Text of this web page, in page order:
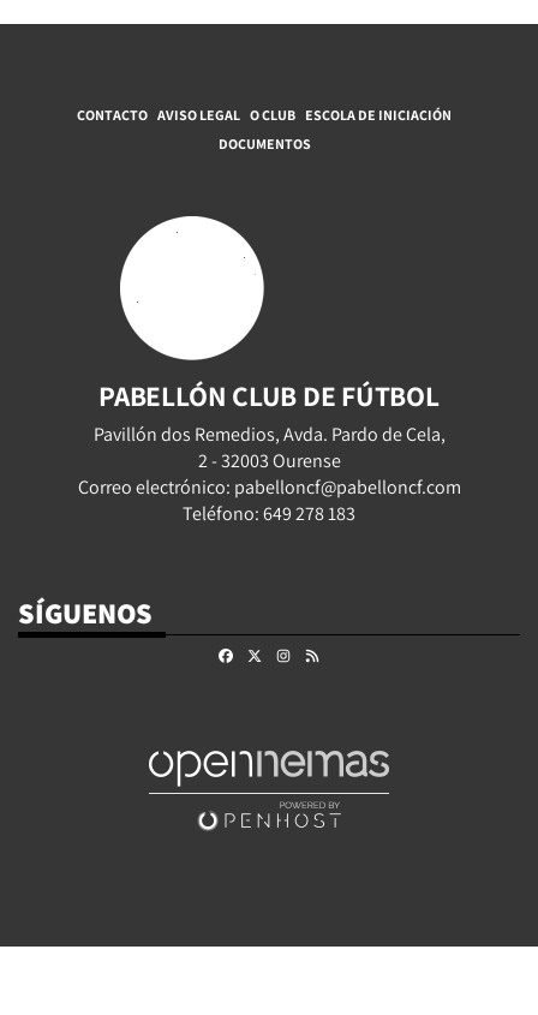
CONTACTO AVISO LEGAL O CLUB ESCOLA DE INICIACIÓN
DOCUMENTOS
PABELLÓN CLUB DE FÚTBOL
Pavillón dos Remedios, Avda. Pardo de Cela,
2 - 32003 Ourense
Correo electrónico: pabelloncf@pabelloncf.com
Teléfono: 649 278 183
SÍGUENOS
FacebookInstagram